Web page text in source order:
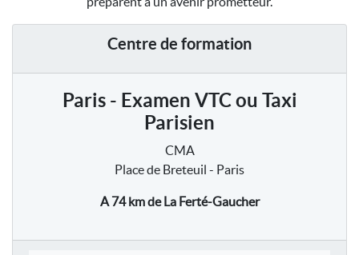
Centre de formation
Paris - Examen VTC ou Taxi
Parisien
CMA
Place de Breteuil - Paris
A 74 kmde La Ferté-Gaucher